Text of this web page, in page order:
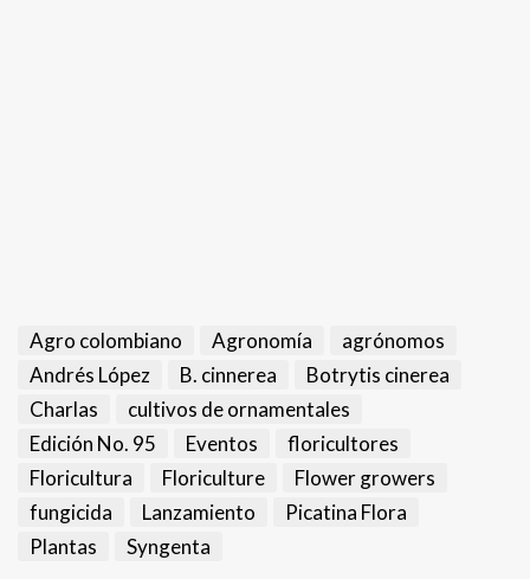
Agro colombiano Agronomía
agrónomos
Andrés López
B. cinnerea
Botrytis cinerea
Charlas
cultivos de ornamentales
Edición No. 95
Eventos
floricultores
Floricultura
Floriculture
Flower growers
fungicida
Lanzamiento
Picatina Flora
Plantas
Syngenta